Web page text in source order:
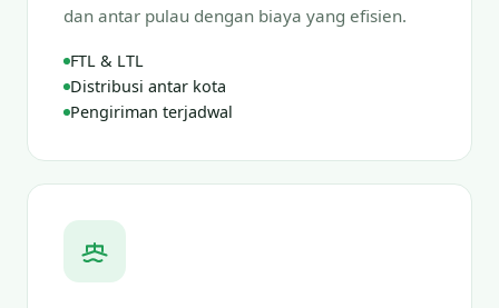
dan antar pulau dengan biaya yang efisien.
FTL & LTL
Distribusi antar kota
Pengiriman terjadwal